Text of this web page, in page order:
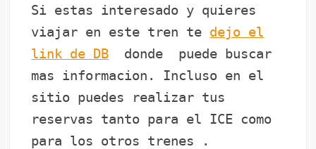
Si estas interesado y quieres
viajar en este tren te dejo el
link de DB donde puede buscar
mas informacion. Incluso en el
sitio puedes realizar tus
reservas tanto para el ICE como
para los otros trenes .